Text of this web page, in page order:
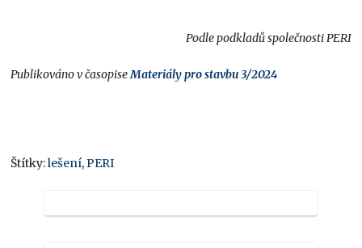
Podle podkladů společnosti PERI
Publikováno v časopiseMateriály pro stavbu 3/2024
Štítky:lešení,PERI